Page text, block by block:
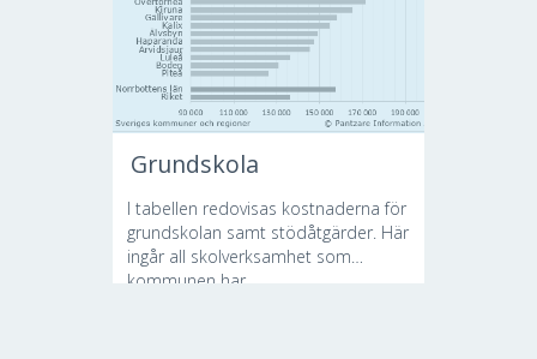
Grundskola
I tabellen redovisas kostnaderna för
grundskolan samt stödåtgärder. Här
ingår all skolverksamhet som
kommunen har...